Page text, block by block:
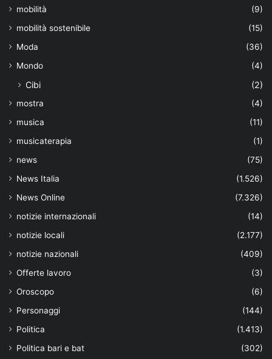
mobilità
(9)
mobilità sostenibile
(15)
Moda
(36)
Mondo
(4)
Cibi (2)
mostra
(4)
musica
(11)
musicaterapia
(1)
news
(75)
News Italia
(1.526)
News Online
(7.326)
notizie internazionali
(14)
notizie locali
(2.177)
notizie nazionali
(409)
Offerte lavoro
(3)
Oroscopo
(6)
Personaggi
(144)
Politica
(1.413)
Politica bari e bat
(302)